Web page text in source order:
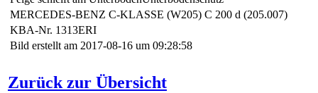
MERCEDES-BENZ C-KLASSE (W205) C 200 d (205.007)
KBA-Nr. 1313ERI
Bild erstellt am 2017-08-16 um 09:28:58
Zurück zur Übersicht